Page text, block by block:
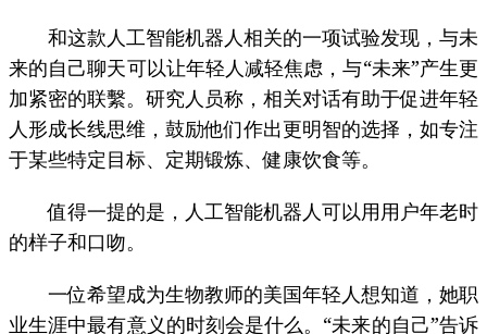
和这款人工智能机器人相关的一项试验发现，与未
来的自己聊天可以让年轻人减轻焦虑，与“未来”产生更
加紧密的联繫。研究人员称，相关对话有助于促进年轻
人形成长线思维，鼓励他们作出更明智的选择，如专注
于某些特定目标、定期锻炼、健康饮食等。
值得一提的是，人工智能机器人可以用用户年老时
的样子和口吻。
一位希望成为生物教师的美国年轻人想知道，她职
业生涯中最有意义的时刻会是什么。“未来的自己”告诉